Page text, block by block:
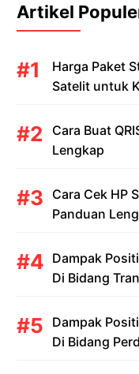
Artikel
Harga Paket
Satelit untuk
Cara Buat
Lengkap
Cara Cek HP
Panduan
Dampak
Di Bidang
Dampak
Di Bidang